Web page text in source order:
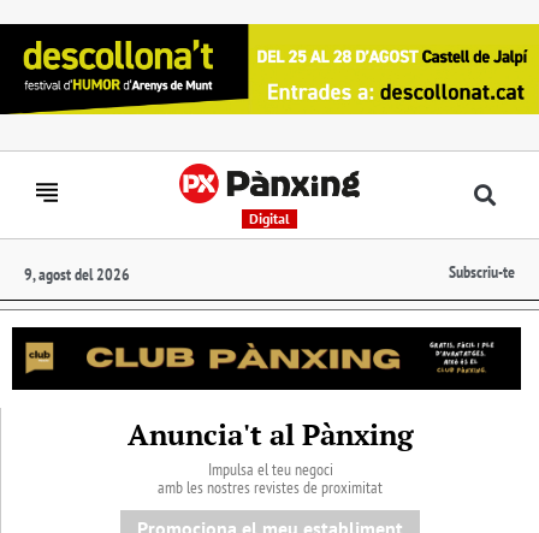
Digital
9, agost del 2026 Subscriu-te
Anuncia't al Pànxing
Impulsa el teu negoci
amb les nostres revistes de proximitat